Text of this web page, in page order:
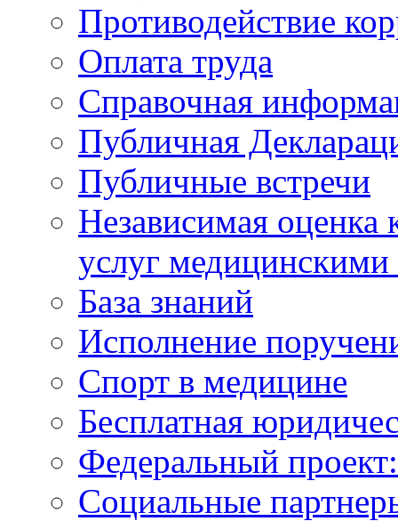
Противодействие
Оплата труда
Справочная
Публичная
Публичные встречи
Независимая оценка
услуг
База знаний
Исполнение
Спорт в медицине
Бесплатная
Федеральный
Социальные